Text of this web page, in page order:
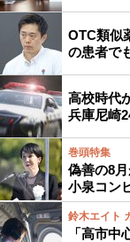
OTC類似
の患者で
高校時代
兵庫尼崎
巻頭特集
偽善の8
小泉コン
鈴木エイト
「高市